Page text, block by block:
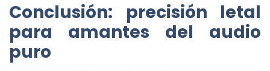
Conclusión: precisión letal
para amantes del audio
puro